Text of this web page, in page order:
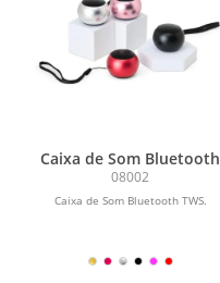
Caixa de Som Bluetooth
TWS
08002
Caixa de Som Bluetooth TWS.